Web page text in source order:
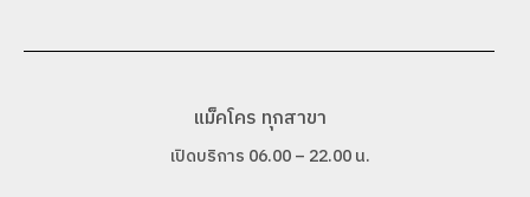
แม็คโคร ทุกสาขา
เปิดบริการ 06.00 – 22.00 น.